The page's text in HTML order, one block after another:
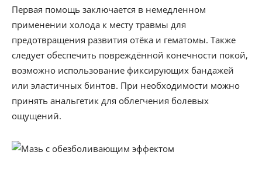
Первая помощь заключается в немедленном
применении холода к месту травмы для
предотвращения развития отёка и гематомы. Также
следует обеспечить повреждённой конечности покой,
возможно использование фиксирующих бандажей
или эластичных бинтов. При необходимости можно
принять анальгетик для облегчения болевых
ощущений.